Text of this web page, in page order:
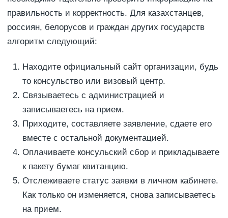
правильность и корректность. Для казахстанцев,
россиян, белорусов и граждан других государств
алгоритм следующий:
Находите официальный сайт организации, будь
то консульство или визовый центр.
Связываетесь с администрацией и
записываетесь на прием.
Приходите, составляете заявление, сдаете его
вместе с остальной документацией.
Оплачиваете консульский сбор и прикладываете
к пакету бумаг квитанцию.
Отслеживаете статус заявки в личном кабинете.
Как только он изменяется, снова записываетесь
на прием.